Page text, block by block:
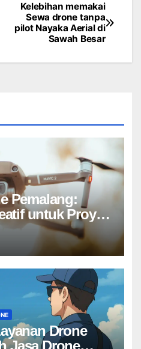
Kelebihan memakai
Sewa drone tanpa
pilot Nayaka Aerial di
Sawah Besar
Pemalang:
untuk Proyek
】
Drone
Jasa Drone